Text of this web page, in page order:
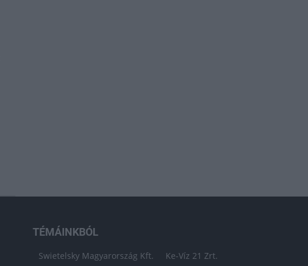
TÉMÁINKBÓL
Swietelsky Magyarország Kft. Ke-Víz 21 Zrt.